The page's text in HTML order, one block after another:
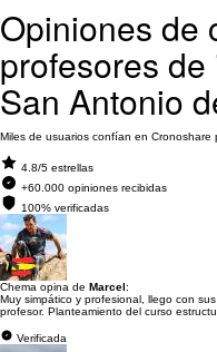
Opiniones de
profesores
San Antonio
Miles de usuarios confían en
4.8/5 estrellas
+60.000 opiniones recibidas
100% verificadas
Chema opina de Marcel:
Muy simpático y profesional, llego con
profesor. Planteamiento del curso
Verificada